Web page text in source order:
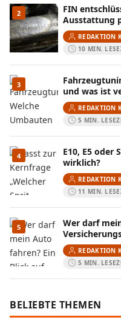
2
FIN
Ausstattung
REDAKTION
10 MIN.
3
und was ist
REDAKTION
5 MIN.
4
E10, E5 oder
wirklich?
REDAKTION
11 MIN.
5
Wer darf
REDAKTION
5 MIN.
BELIEBTE THEMEN